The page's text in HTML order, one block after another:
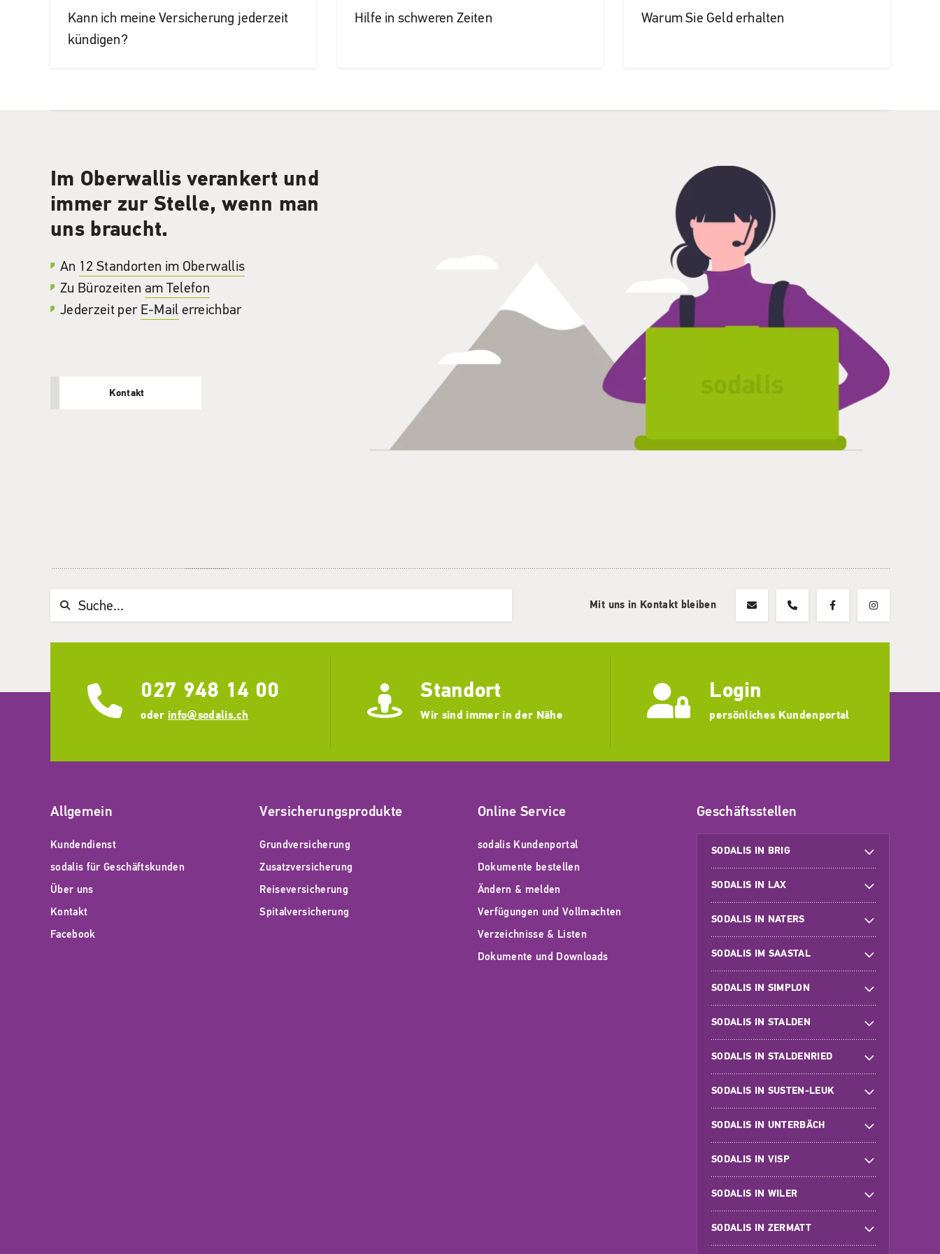
Kann ich meine Versicherung jederzeit
kündigen?
Hilfe in schweren Zeiten Warum Sie Geld erhalten
Im Oberwallis verankert und
immer zur Stelle, wenn man
uns braucht.
An 12 Standorten im Oberwallis
Zu Bürozeiten am Telefon
Jederzeit per E-Mail erreichbar
Kontakt
Suchwort Mit uns in Kontakt bleiben
027 948 14 00
oder info@sodalis.ch
Standort
Wir sind immer in der Nähe
Login
persönliches Kundenportal
Allgemein
Kundendienst
sodalis für Geschäftskunden
Über uns
Kontakt
Facebook
Versicherungsprodukte
Grundversicherung
Zusatzversicherung
Reiseversicherung
Spitalversicherung
Online Service
sodalis Kundenportal
Dokumente bestellen
Ändern & melden
Verfügungen und Vollmachten
Verzeichnisse & Listen
Dokumente und Downloads
Geschäftsstellen
SODALIS IN BRIG
SODALIS IN LAX
SODALIS IN NATERS
SODALIS IM SAASTAL
SODALIS IN SIMPLON
SODALIS IN STALDEN
SODALIS IN STALDENRIED
SODALIS IN SUSTEN-LEUK
SODALIS IN UNTERBÄCH
SODALIS IN VISP
SODALIS IN WILER
SODALIS IN ZERMATT